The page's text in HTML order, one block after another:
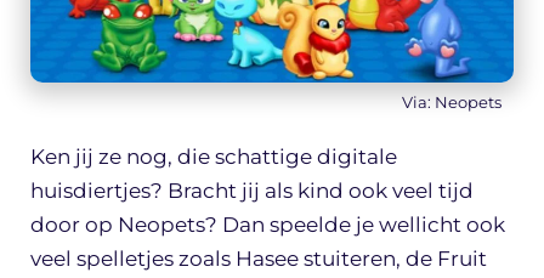
Via: Neopets
Ken jij ze nog, die schattige digitale
huisdiertjes? Bracht jij als kind ook veel tijd
door op Neopets? Dan speelde je wellicht ook
veel spelletjes zoals Hasee stuiteren, de Fruit